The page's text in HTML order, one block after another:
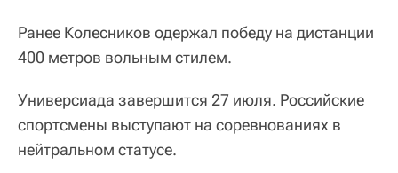
Ранее Колесников одержал победу на дистанции
400 метров вольным стилем.
Универсиада завершится 27 июля. Российские
спортсмены выступают на соревнованиях в
нейтральном статусе.